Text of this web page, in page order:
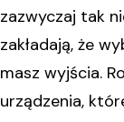
zazwyczaj tak
zakładają, że
masz wyjścia.
urządzenia,